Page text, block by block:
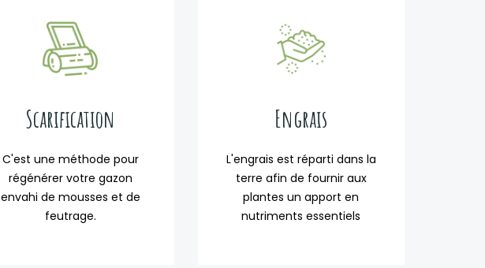
Scarification
C'est une méthode pour
régénérer votre gazon
envahi de mousses et de
feutrage.
Engrais
L'engrais est réparti dans la
terre afin de fournir aux
plantes un apport en
nutriments essentiels